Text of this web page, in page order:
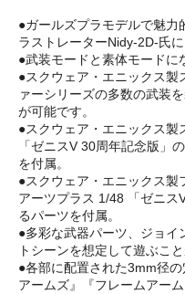
●ガールズプラモデルで魅力
ラストレーターNidy-2D-氏
●武装モードと素体モードに
●スクウェア・エニックス
ァーシリーズの多数の武装
が可能です。
●スクウェア・エニックス製
「ゼニスV 30周年記念版」
を付属。
●スクウェア・エニックス製
アーツプラス 1/48 「ゼニス
るパーツを付属。
●多彩な武器パーツ、ジョイ
トシーンを想定して遊ぶこと
●各部に配置された3mm径
アームズ』『フレームアー